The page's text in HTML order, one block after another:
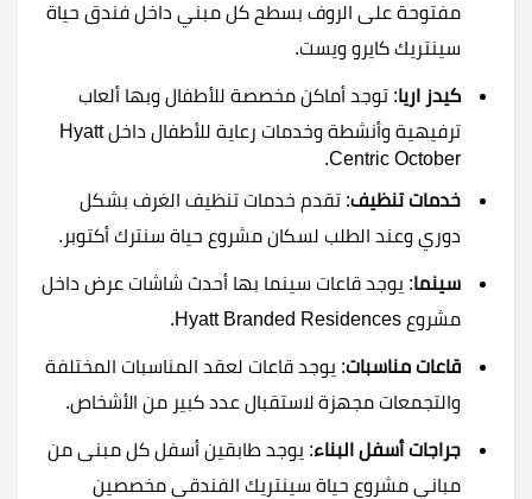
مفتوحة على الروف بسطح كل مبني داخل فندق حياة
سينتريك كايرو ويست.
كيدز اريا: توجد أماكن مخصصة للأطفال وبها ألعاب
ترفيهية وأنشطة وخدمات رعاية للأطفال داخل Hyatt
Centric October.
خدمات تنظيف: تقدم خدمات تنظيف الغرف بشكل
دوري وعند الطلب لسكان مشروع حياة سنترك أكتوبر.
سينما: يوجد قاعات سينما بها أحدث شاشات عرض داخل
مشروع Hyatt Branded Residences.
قاعات مناسبات: يوجد قاعات لعقد المناسبات المختلفة
والتجمعات مجهزة لاستقبال عدد كبير من الأشخاص.
جراجات أسفل البناء: يوجد طابقين أسفل كل مبنى من
مباني مشروع حياة سينتريك الفندقي مخصصين